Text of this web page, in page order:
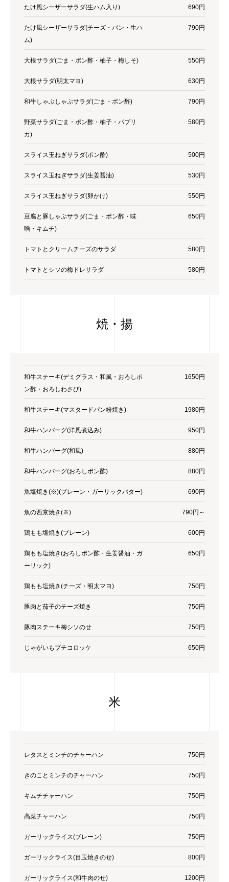
たけ風シーザーサラダ(生ハム入り) 690円
たけ風シーザーサラダ(チーズ・パン・生ハ
ム)
790円
大根サラダ(ごま・ポン酢・柚子・梅しそ) 550円
大根サラダ(明太マヨ) 630円
和牛しゃぶしゃぶサラダ(ごま・ポン酢) 790円
野菜サラダ(ごま・ポン酢・柚子・パプリ
カ)
580円
スライス玉ねぎサラダ(ポン酢) 500円
スライス玉ねぎサラダ(生姜醤油) 530円
スライス玉ねぎサラダ(卵かけ) 550円
豆腐と豚しゃぶサラダ(ごま・ポン酢・味
噌・キムチ)
650円
トマトとクリームチーズのサラダ 580円
トマトとシソの梅ドレサラダ 580円
焼・揚
和牛ステーキ(デミグラス・和風・おろしポ
ン酢・おろしわさび)
1650円
和牛ステーキ(マスタードパン粉焼き) 1980円
和牛ハンバーグ(洋風煮込み) 950円
和牛ハンバーグ(和風) 880円
和牛ハンバーグ(おろしポン酢) 880円
魚塩焼き(※)(プレーン・ガーリックバター) 690円
魚の西京焼き(※) 790円～
鶏もも塩焼き(プレーン) 600円
鶏もも塩焼き(おろしポン酢・生姜醤油・ガ
ーリック)
650円
鶏もも塩焼き(チーズ・明太マヨ) 750円
豚肉と茄子のチーズ焼き 750円
豚肉ステーキ梅シソのせ 750円
じゃがいもプチコロッケ 650円
米
レタスとミンチのチャーハン 750円
きのことミンチのチャーハン 750円
キムチチャーハン 750円
高菜チャーハン 750円
ガーリックライス(プレーン) 750円
ガーリックライス(目玉焼きのせ) 800円
ガーリックライス(和牛肉のせ) 1200円